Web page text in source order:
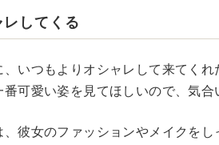
レしてくる
いつもよりオシャレして来てくれ
可愛い姿を見てほしいので、気合
彼女のファッションやメイクをし